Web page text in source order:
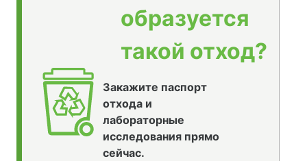
образуется
такой отход?
Закажите паспорт
отхода и
лабораторные
исследования прямо
сейчас.